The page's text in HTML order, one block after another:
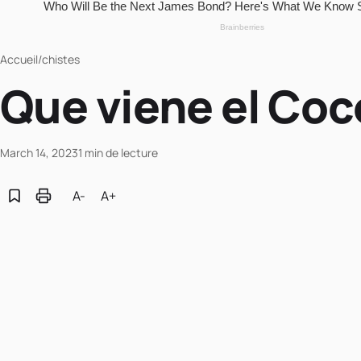
Accueil/chistes
Que viene el
March 14, 20231 min de lecture
A- A+